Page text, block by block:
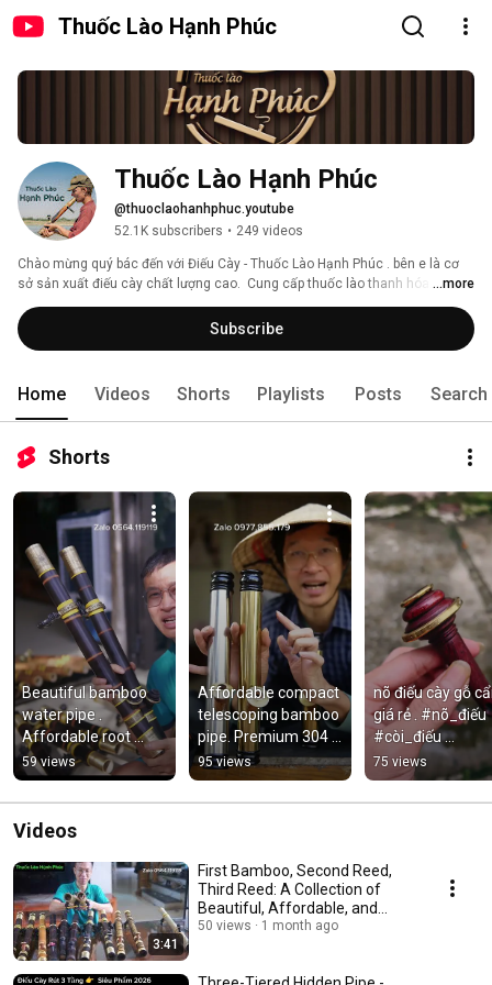
Thuốc Lào Hạnh Phúc
Thuốc Lào Hạnh Phúc
@thuoclaohanhphuc.youtube
52.1K subscribers • 249 videos
Chào mừng quý bác đến với Điếu Cày - Thuốc Lào Hạnh Phúc . bên e là cơ
sở sản xuất điếu cày chất lượng cao.  Cung cấp thuốc lào thanh hóa.
Thuốc lào quảng xương. Thuốc lào ngon êm say hàng đầu tại Việt Nam
...more
Subscribe
Home Videos Shorts Playlists Posts Search
Shorts
Beautiful bamboo
water pipe .
Affordable root
bamboo water pipe .
Premium 5-node
brass-wrapped pipe
59 views
Affordable compact
telescoping bamboo
pipe. Premium 304
stainless steel travel
pipe. Durable and ...
95 views
nõ điếu cày gỗ
giá rẻ . #nõ_điếu
#còi_điếu
75 views
Videos
3:41
First Bamboo, Second Reed,
Third Reed: A Collection of
Beautiful, Affordable, and
Popular Pipe De...
50 views 1 month ago